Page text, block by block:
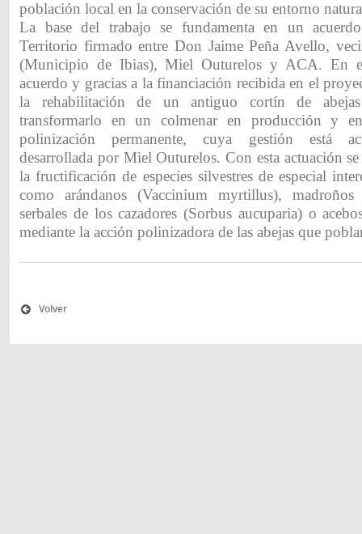
población local en la conservación de su entorno
La base del trabajo se fundamenta en un
Territorio firmado entre Don Jaime Peña Avello,
(Municipio de Ibias), Miel Outurelos y ACA. En
acuerdo y gracias a la financiación recibida en el
la rehabilitación de un antiguo cortín de
transformarlo en un colmenar en producción y
polinización permanente, cuya gestión está
desarrollada por Miel Outurelos. Con esta actuación
la fructificación de especies silvestres de especial
como arándanos (Vaccinium myrtillus),
serbales de los cazadores (Sorbus aucuparia) o
mediante la acción polinizadora de las abejas que
Volver